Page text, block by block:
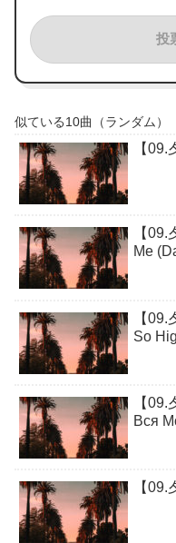
投
似ている10曲（ランダム）
【
【
Me
【
So
【
Вся
【